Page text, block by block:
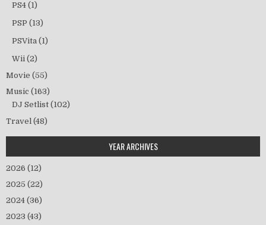
PS4 (1)
PSP (13)
PSVita (1)
Wii (2)
Movie (55)
Music (163)
DJ Setlist (102)
Travel (48)
YEAR ARCHIVES
2026 (12)
2025 (22)
2024 (36)
2023 (43)